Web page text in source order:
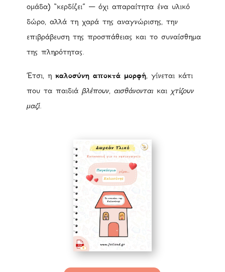
ομάδα) “κερδίζει” — όχι απαραίτητα ένα υλικό
δώρο, αλλά τη χαρά της αναγνώρισης, την
επιβράβευση της προσπάθειας και το συναίσθημα
της πληρότητας.
Έτσι, η καλοσύνη αποκτά μορφή, γίνεται κάτι
που τα παιδιά βλέπουν, αισθάνονταικαι χτίζουν
μαζί.